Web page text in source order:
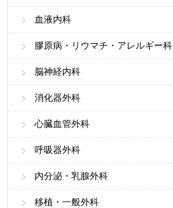
血液内科
膠原病・リウマチ・アレルギー科
脳神経内科
消化器外科
心臓血管外科
呼吸器外科
内分泌・乳腺外科
移植・一般外科